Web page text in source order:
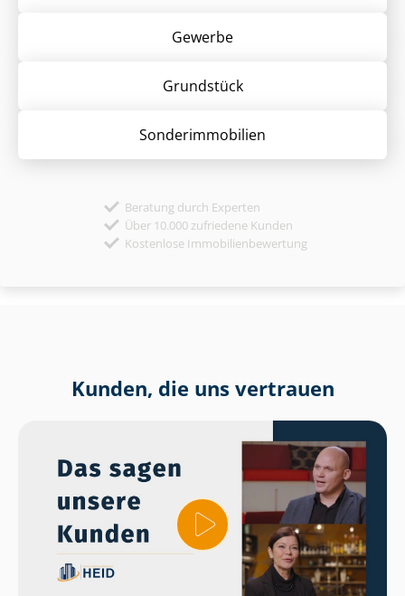
Gewerbe
Grund­stück
Sonder­immobilien
Beratung durch Experten
Über 10.000 zufriedene Kunden
Kostenlose Immobilienbewertung
Kunden, die uns vertrauen